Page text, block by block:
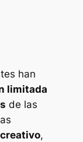
han
limitada
de las
,